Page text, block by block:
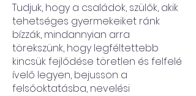
Tudjuk, hogy a családok, szülők, akik
tehetséges gyermekeiket ránk
bízzák, mindannyian arra
törekszünk, hogy legféltettebb
kincsük fejlődése töretlen és felfelé
ívelő legyen, bejusson a
felsőoktatásba, nevelési